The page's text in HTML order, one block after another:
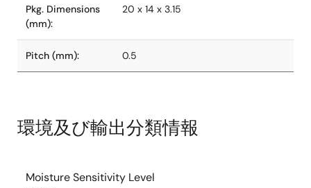
Pkg. Dimensions
(mm):
20 x 14 x 3.15
Pitch (mm): 0.5
環境及び輸出分類情報
Moisture Sensitivity Level